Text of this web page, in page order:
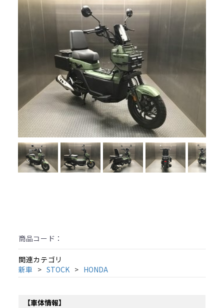
商品コード：
関連カテゴリ
新車
STOCK HONDA
【車体情報】